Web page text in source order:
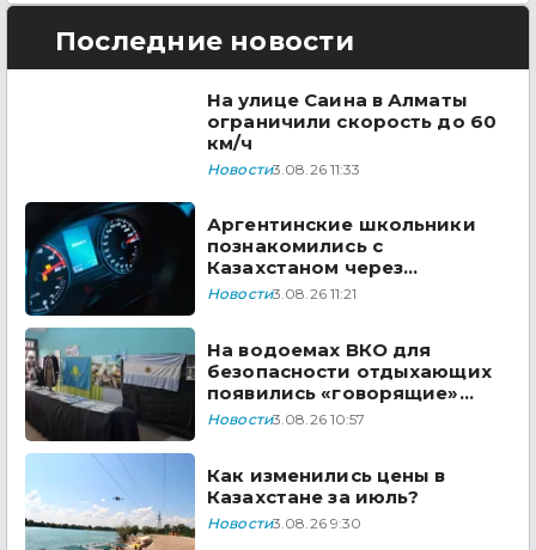
Последние новости
На улице Саина в Алматы
ограничили скорость до 60
км/ч
Новости3.08.26 11:33
Аргентинские школьники
познакомились с
Казахстаном через
творчество Димаша
Новости3.08.26 11:21
На водоемах ВКО для
безопасности отдыхающих
появились «говорящие»
дроны
Новости3.08.26 10:57
Как изменились цены в
Казахстане за июль?
Новости3.08.26 9:30